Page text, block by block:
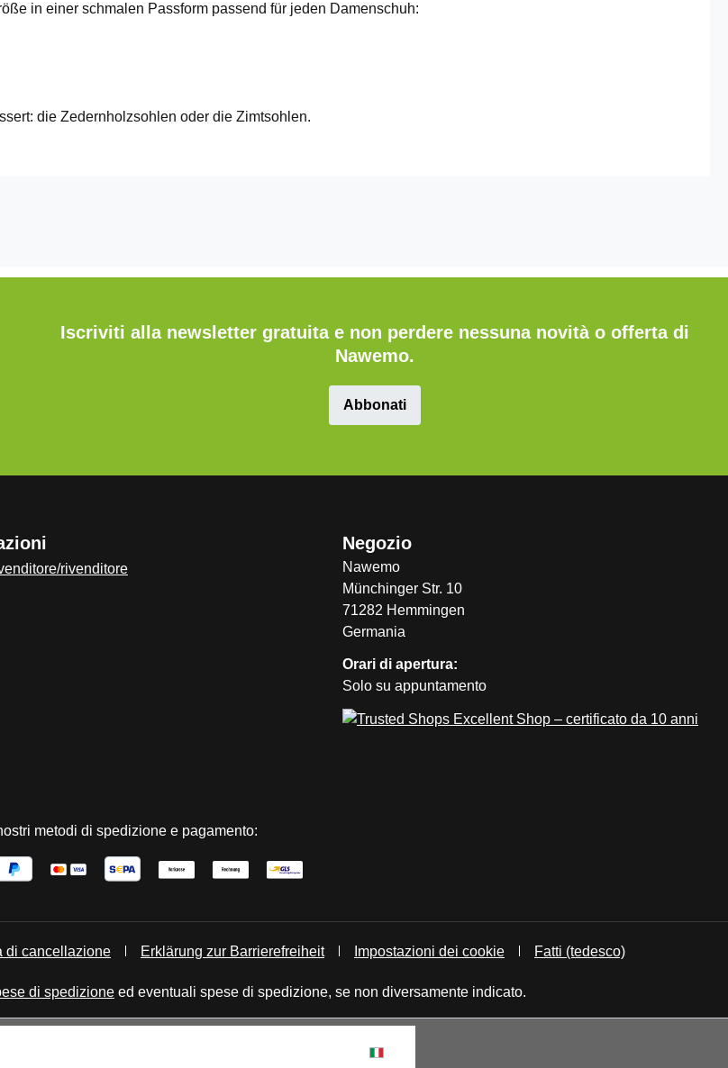
in einer schmalen Passform passend für jeden Damenschuh:
die Zedernholzsohlen oder die Zimtsohlen.
Iscriviti alla newsletter gratuita e non perdere nessuna novità o offerta di
Nawemo.
Abbonati
rivenditore
Negozio
Nawemo
Münchinger Str. 10
71282 Hemmingen
Germania
Orari di apertura:
Solo su appuntamento
nostri metodi di spedizione e pagamento:
di cancellazione Erklärung zur Barrierefreiheit Impostazioni dei cookie Fatti (tedesco)
di spedizione ed eventuali spese di spedizione, se non diversamente indicato.